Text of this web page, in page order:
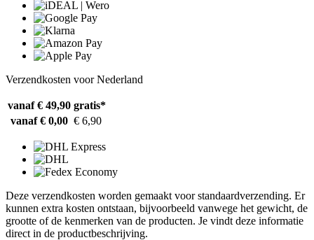
Verzendkosten voor Nederland
vanaf € 49,90 gratis*
vanaf € 0,00 € 6,90
Deze verzendkosten worden gemaakt voor standaardverzending. Er
kunnen extra kosten ontstaan, bijvoorbeeld vanwege het gewicht, de
grootte of de kenmerken van de producten. Je vindt deze informatie
direct in de productbeschrijving.